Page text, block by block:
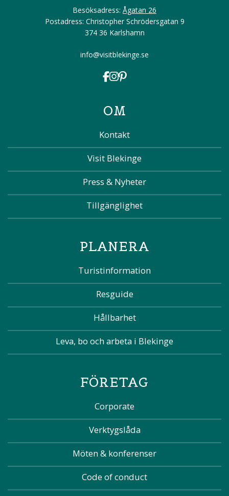
Besöksadress: Ågatan 26
Postadress: Christopher Schrödersgatan 9
374 36 Karlshamn
info@visitblekinge.se
OM
Kontakt
Visit Blekinge
Press & Nyheter
Tillgänglighet
PLANERA
Turistinformation
Resguide
Hållbarhet
Leva, bo och arbeta i Blekinge
FÖRETAG
Corporate
Verktygslåda
Möten & konferenser
Code of conduct